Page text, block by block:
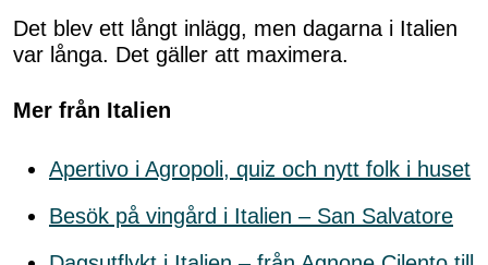
Det blev ett långt inlägg, men dagarna i Italien
var långa. Det gäller att maximera.
Mer från Italien
Apertivo i Agropoli, quiz och nytt folk i huset
Besök på vingård i Italien – San Salvatore